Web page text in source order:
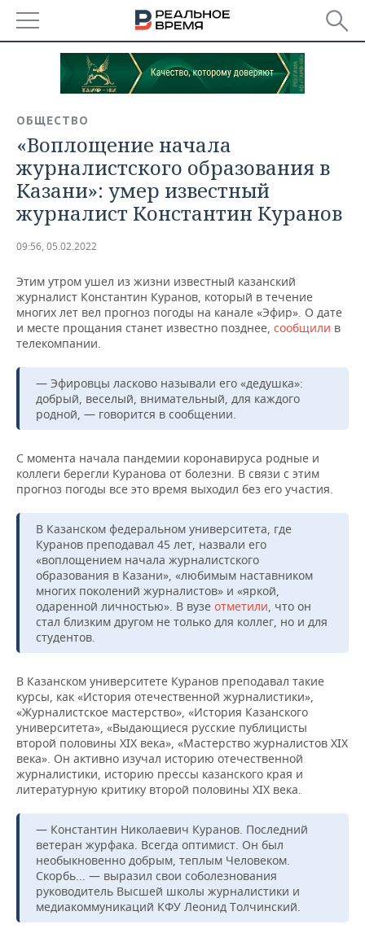
РЕГИОНЫ
БАШКОРТОСТАН
УДМУРТИЯ
НОВОСТИ
НОВОСТИ АНАЛИТИКИ
ДЕКЛАРАЦИИ О ДОХОДАХ
КОРОЛИ ГОСЗАКАЗА ПФО
ВУЗЫ ТАТАРСТАНА
КОМУ ПРИНАДЛЕЖАТ
ТОРГОВЫЕ ЦЕНТРЫ
ТАТАРСТАНА
ЭКОНОМИКА
НОВОСТИ ЭКОНОМИКИ
ФИНАНСЫ
БАНКИ
БЮДЖЕТ
ПРОМЫШЛЕННОСТЬ
НОВОСТИ
АГРОПРОМ
МАШИНОСТРОЕНИЕ
НЕФТЕХИМИЯ
НЕФТЬ
ЭНЕРГЕТИКА
НЕДВИЖИМОСТЬ
НОВОСТИ НЕДВИЖИМОСТИ
АВТО
НОВОСТИ АВТО
БИЗНЕС
РОЗНИЧНАЯ ТОРГОВЛЯ
ТРАНСПОРТ
УСЛУГИ
НОВОСТИ ТЕХНОЛОГИЙ
IT
МЕДИА
МЕРОПРИЯТИЯ
НОВОСТИ МЕРОПРИЯТИЙ
ВЫЕЗДНАЯ РЕДАКЦИЯ
ONLINE-КОНФЕРЕНЦИИ
ОТКРЫТАЯ ЛЕКЦИЯ
СПОРТ
НОВОСТИ СПОРТА
ХОККЕЙ
БАСКЕТБОЛ
ВОЛЕЙБОЛ
КИБЕРСПОРТ
ФИГУРНОЕ КАТАНИЕ
ВОДНЫЕ ВИДЫ СПОРТА
ХОККЕЙ С МЯЧОМ
ОБЩЕСТВО
ВЛАСТЬ
ИНФРАСТРУКТУРА
ИСТОРИЯ
КУЛЬТУРА
МЕДИЦИНА
ОБРАЗОВАНИЕ
ПРОИСШЕСТВИЯ
СЮЖЕТЫ
СПРАВОЧНИК
СПИСОК ПЕРСОН
СПИСОК КОМПАНИЙ
ПОЛНАЯ ВЕРСИЯ
ОБЩЕСТВО
«Воплощение начала
журналистского образования в
Казани»: умер известный
журналист Константин Куранов
09:56, 05.02.2022
Этим утром ушел из жизни известный казанский
журналист Константин Куранов, который в течение
многих лет вел прогноз погоды на канале «Эфир». О дате
и месте прощания станет известно позднее, сообщили в
телекомпании.
— Эфировцы ласково называли его «дедушка»:
добрый, веселый, внимательный, для каждого
родной, — говорится в сообщении.
С момента начала пандемии коронавируса родные и
коллеги берегли Куранова от болезни. В связи с этим
прогноз погоды все это время выходил без его участия.
В Казанском федеральном университета, где
Куранов преподавал 45 лет, назвали его
«воплощением начала журналистского
образования в Казани», «любимым наставником
многих поколений журналистов» и «яркой,
одаренной личностью». В вузе отметили, что он
стал близким другом не только для коллег, но и для
студентов.
В Казанском университете Куранов преподавал такие
курсы, как «История отечественной журналистики»,
«Журналистское мастерство», «История Казанского
университета», «Выдающиеся русские публицисты
второй половины XIX века», «Мастерство журналистов XIX
века». Он активно изучал историю отечественной
журналистики, историю прессы казанского края и
литературную критику второй половины XIX века.
— Константин Николаевич Куранов. Последний
ветеран журфака. Всегда оптимист. Он был
необыкновенно добрым, теплым Человеком.
Скорбь... — выразил свои соболезнования
руководитель Высшей школы журналистики и
медиакоммуникаций КФУ Леонид Толчинский.